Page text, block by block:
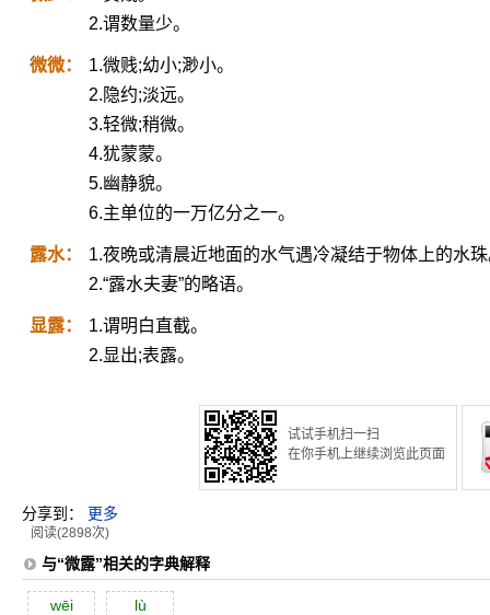
2.谓数量少。
微微：
1.微贱;幼小;渺小。
2.隐约;淡远。
3.轻微;稍微。
4.犹蒙蒙。
5.幽静貌。
6.主单位的一万亿分之一。
露水：
1.夜晩或清晨近地面的水气遇冷凝结于物体上的水
2.“露水夫妻”的略语。
显露：
1.谓明白直截。
2.显出;表露。
试试手机扫一扫
在你手机上继续浏览此页面
分享到： 更多
阅读(2898次)
与“微露”相关的字典解释
wēi lù